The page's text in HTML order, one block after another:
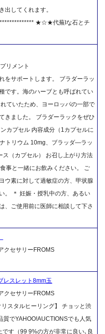
出してくれます。
★☆★代蕪Iな石とチ
リメント
をサポートします。 ブラダーラッ
です。海のハーブとも呼ばれてい
ていたため、ヨーロッパの一部で
きました。 ブラダーラックをぜひ
カプセル 内容成分（1カプセルに
トリウム 10mg、ブラッダ―ラッ
（カプセル） お召し上がり方法
事と一緒にお飲みください。 ご
ウ素に対して過敏症の方、甲状腺
。 ＊ 妊娠・授乳中の方、あるい
、ご使用前に医師に相談して下さ
クセサリーFROMS
レスレット8mm玉
クセサリーFROMS
スタルヒーリング】 チョッと渋
質でYAHOO!AUCTIONSでも人気
す（99 9%の方が非常に良い､良